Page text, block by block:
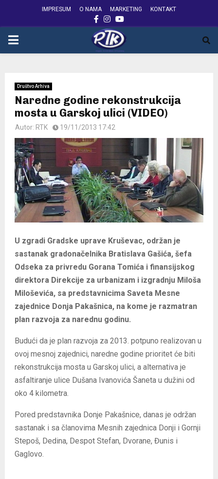
IMPRESUM O NAMA MARKETING KONTAKT
FACEBOOK
INSTAGRAM
YOUTUBE
PRIMARY
Društvo Arhiva
Naredne godine rekonstrukcija
mosta u Garskoj ulici (VIDEO)
Autor: RTK 19/11/2013 17:42
U zgradi Gradske uprave Kruševac, održan je
sastanak gradonačelnika Bratislava Gašića, šefa
Odseka za privredu Gorana Tomića i finansijskog
direktora Direkcije za urbanizam i izgradnju Miloša
Miloševića, sa predstavnicima Saveta Mesne
zajednice Donja Pakašnica, na kome je razmatran
plan razvoja za narednu godinu.
Budući da je plan razvoja za 2013. potpuno realizovan u
ovoj mesnoj zajednici, naredne godine prioritet će biti
rekonstrukcija mosta u Garskoj ulici, a alternativa je
asfaltiranje ulice Dušana Ivanovića Šaneta u dužini od
oko 4 kilometra.
Pored predstavnika Donje Pakašnice, danas je održan
sastanak i sa članovima Mesnih zajednica Donji i Gornji
Stepoš, Dedina, Despot Stefan, Dvorane, Đunis i
Gaglovo.